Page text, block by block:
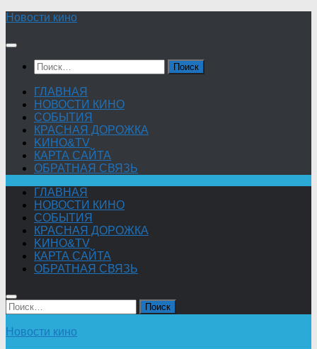
Skip
content
Новости кино
Найти:
ГЛАВНАЯ
НОВОСТИ КИНО
СОБЫТИЯ
КРАСНАЯ ДОРОЖКА
KИНО&TV
КАРТА САЙТА
ОБРАТНАЯ СВЯЗЬ
ГЛАВНАЯ
НОВОСТИ КИНО
СОБЫТИЯ
КРАСНАЯ ДОРОЖКА
KИНО&TV
КАРТА САЙТА
ОБРАТНАЯ СВЯЗЬ
Найти:
Новости кино